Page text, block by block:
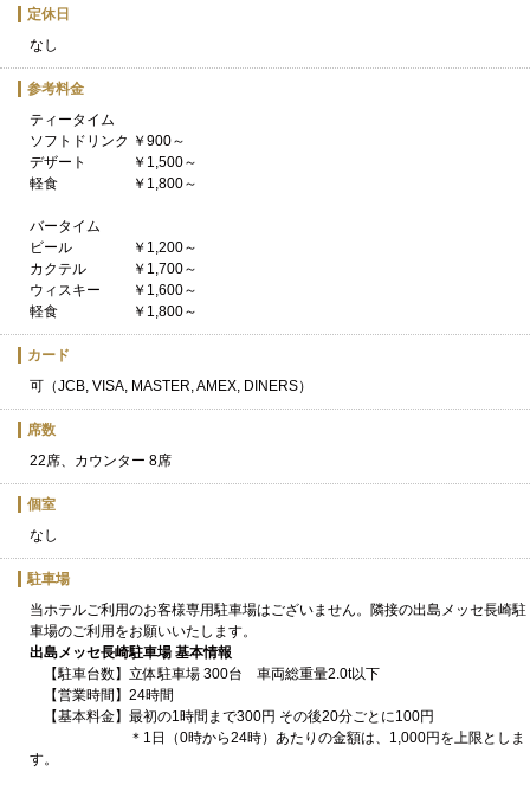
定休日
なし
参考料金
ティータイム
ソフトドリンク ￥900～
デザート ￥1,500～
軽食 ￥1,800～
バータイム
ビール ￥1,200～
カクテル ￥1,700～
ウィスキー ￥1,600～
軽食 ￥1,800～
カード
可（JCB, VISA, MASTER, AMEX, DINERS）
席数
22席、カウンター 8席
個室
なし
駐車場
当ホテルご利用のお客様専用駐車場はございません。隣接の出島メッセ長崎駐
車場のご利用をお願いいたします。
出島メッセ長崎駐車場 基本情報
【駐車台数】立体駐車場 300台 車両総重量2.0t以下
【営業時間】24時間
【基本料金】最初の1時間まで300円 その後20分ごとに100円
＊1日（0時から24時）あたりの金額は、1,000円を上限としま
す。